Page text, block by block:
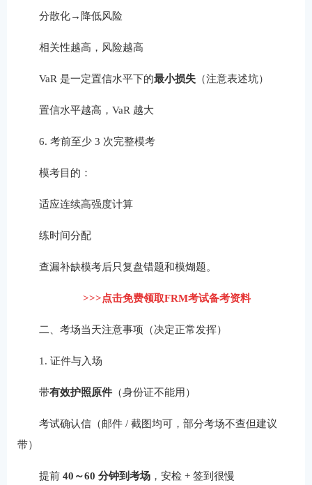
分散化→降低风险
相关性越高，风险越高
VaR 是一定置信水平下的最小损失（注意表述坑）
置信水平越高，VaR 越大
6. 考前至少 3 次完整模考
模考目的：
适应连续高强度计算
练时间分配
查漏补缺模考后只复盘错题和模煳题。
>>>点击免费领取FRM考试备考资料
二、考场当天注意事项（决定正常发挥）
1. 证件与入场
带有效护照原件（身份证不能用）
考试确认信（邮件 / 截图均可，部分考场不查但建议
带）
提前 40～60 分钟到考场，安检 + 签到很慢